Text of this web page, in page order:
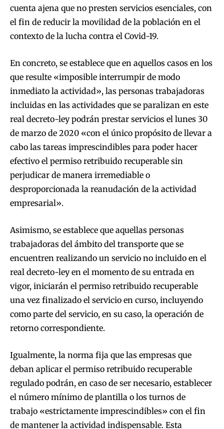
cuenta ajena que no presten servicios esenciales, con
el fin de reducir la movilidad de la población en el
contexto de la lucha contra el Covid-19.
En concreto, se establece que en aquellos casos en los
que resulte «imposible interrumpir de modo
inmediato la actividad», las personas trabajadoras
incluidas en las actividades que se paralizan en este
real decreto-ley podrán prestar servicios el lunes 30
de marzo de 2020 «con el único propósito de llevar a
cabo las tareas imprescindibles para poder hacer
efectivo el permiso retribuido recuperable sin
perjudicar de manera irremediable o
desproporcionada la reanudación de la actividad
empresarial».
Asimismo, se establece que aquellas personas
trabajadoras del ámbito del transporte que se
encuentren realizando un servicio no incluido en el
real decreto-ley en el momento de su entrada en
vigor, iniciarán el permiso retribuido recuperable
una vez finalizado el servicio en curso, incluyendo
como parte del servicio, en su caso, la operación de
retorno correspondiente.
Igualmente, la norma fija que las empresas que
deban aplicar el permiso retribuido recuperable
regulado podrán, en caso de ser necesario, establecer
el número mínimo de plantilla o los turnos de
trabajo «estrictamente imprescindibles» con el fin
de mantener la actividad indispensable. Esta